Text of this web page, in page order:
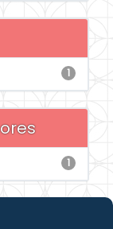
1
1